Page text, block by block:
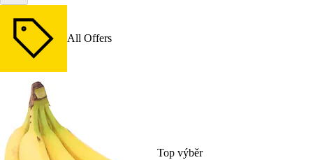
All Offers
Top výběr